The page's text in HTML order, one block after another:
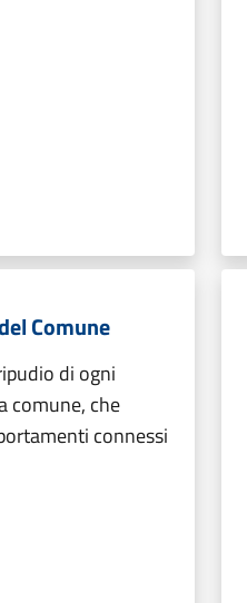
Comune
di ogni
comune, che
connessi